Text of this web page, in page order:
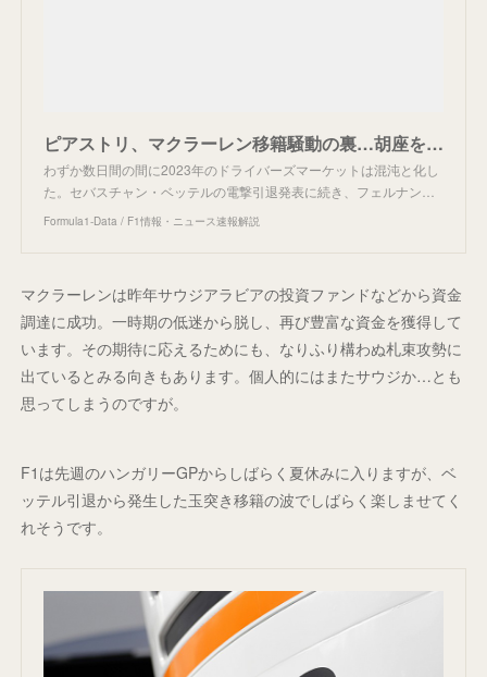
ピアストリ、マクラーレン移籍騒動の裏…胡座をかいたアルピーヌと最終「CRB」シナリオ | Formula1-Data / F1情報・ニュース速報解説
わずか数日間の間に2023年のドライバーズマーケットは混沌と化し
た。セバスチャン・ベッテルの電撃引退発表に続き、フェルナン…
Formula1-Data / F1情報・ニュース速報解説
マクラーレンは昨年サウジアラビアの投資ファンドなどから資金
調達に成功。一時期の低迷から脱し、再び豊富な資金を獲得して
います。その期待に応えるためにも、なりふり構わぬ札束攻勢に
出ているとみる向きもあります。個人的にはまたサウジか…とも
思ってしまうのですが。
F1は先週のハンガリーGPからしばらく夏休みに入りますが、ベ
ッテル引退から発生した玉突き移籍の波でしばらく楽しませてく
れそうです。